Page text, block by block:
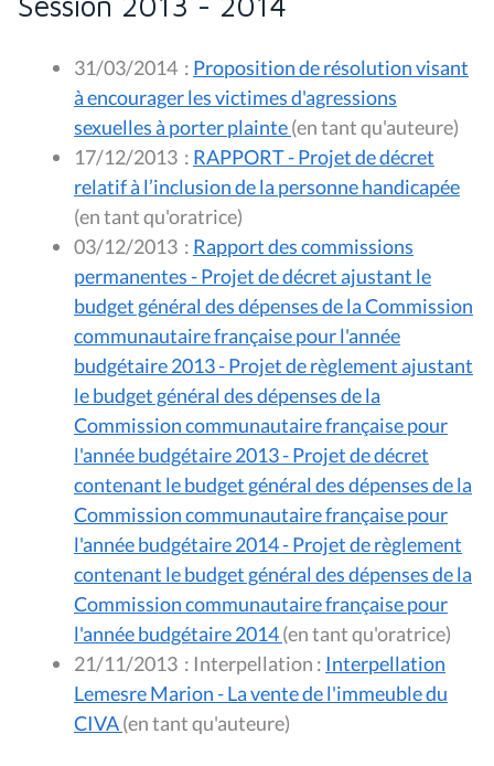
31/03/2014 : Proposition de résolution visant
à encourager les victimes d'agressions
sexuelles à porter plainte
(en tant qu'auteure)
17/12/2013 : RAPPORT - Projet de décret
relatif à l’inclusion de la personne handicapée
(en tant qu'oratrice)
03/12/2013 : Rapport des commissions
permanentes - Projet de décret ajustant le
budget général des dépenses de la Commission
communautaire française pour l'année
budgétaire 2013 - Projet de règlement ajustant
le budget général des dépenses de la
Commission communautaire française pour
l'année budgétaire 2013 - Projet de décret
contenant le budget général des dépenses de la
Commission communautaire française pour
l'année budgétaire 2014 - Projet de règlement
contenant le budget général des dépenses de la
Commission communautaire française pour
l'année budgétaire 2014
(en tant qu'oratrice)
21/11/2013 : Interpellation : Interpellation
Lemesre Marion - La vente de l'immeuble du
CIVA
(en tant qu'auteure)